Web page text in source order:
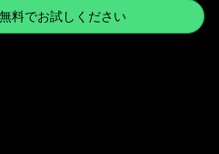
料でお試しください